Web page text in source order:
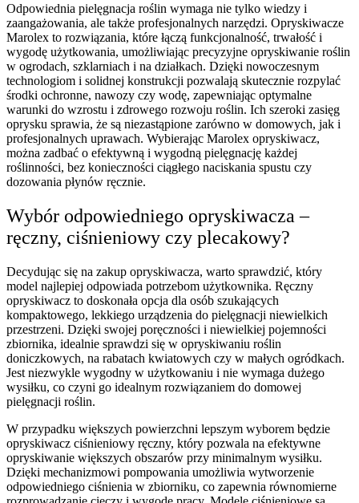
Odpowiednia pielęgnacja roślin wymaga nie tylko wiedzy i
zaangażowania, ale także profesjonalnych narzędzi. Opryskiwacze
Marolex to rozwiązania, które łączą funkcjonalność, trwałość i
wygodę użytkowania, umożliwiając precyzyjne opryskiwanie roślin
w ogrodach, szklarniach i na działkach. Dzięki nowoczesnym
technologiom i solidnej konstrukcji pozwalają skutecznie rozpylać
środki ochronne, nawozy czy wodę, zapewniając optymalne
warunki do wzrostu i zdrowego rozwoju roślin. Ich szeroki zasięg
oprysku sprawia, że są niezastąpione zarówno w domowych, jak i
profesjonalnych uprawach. Wybierając Marolex opryskiwacz,
można zadbać o efektywną i wygodną pielęgnację każdej
roślinności, bez konieczności ciągłego naciskania spustu czy
dozowania płynów ręcznie.
Wybór odpowiedniego opryskiwacza –
ręczny, ciśnieniowy czy plecakowy?
Decydując się na zakup opryskiwacza, warto sprawdzić, który
model najlepiej odpowiada potrzebom użytkownika. Ręczny
opryskiwacz to doskonała opcja dla osób szukających
kompaktowego, lekkiego urządzenia do pielęgnacji niewielkich
przestrzeni. Dzięki swojej poręczności i niewielkiej pojemności
zbiornika, idealnie sprawdzi się w opryskiwaniu roślin
doniczkowych, na rabatach kwiatowych czy w małych ogródkach.
Jest niezwykle wygodny w użytkowaniu i nie wymaga dużego
wysiłku, co czyni go idealnym rozwiązaniem do domowej
pielęgnacji roślin.
W przypadku większych powierzchni lepszym wyborem będzie
opryskiwacz ciśnieniowy ręczny, który pozwala na efektywne
opryskiwanie większych obszarów przy minimalnym wysiłku.
Dzięki mechanizmowi pompowania umożliwia wytworzenie
odpowiedniego ciśnienia w zbiorniku, co zapewnia równomierne